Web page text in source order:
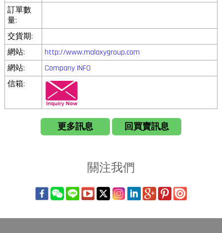
訂單數
量:
交貨期:
網站:
http://www.malaxygroup.com
網站:
Company INFO
信箱:
更多訊息 回買賣訊息
關注我們